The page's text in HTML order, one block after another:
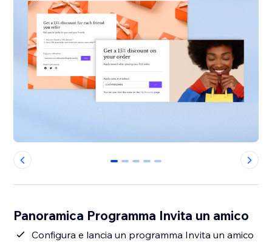
0 1 2 3 4
Panoramica Programma Invita un amico
Configura e lancia un programma Invita un amico